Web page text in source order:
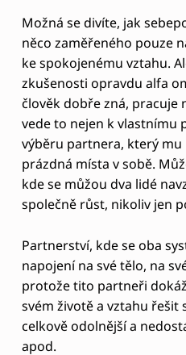
Partnerství, kde se oba
napojení na své tělo, na
protože tito partneři
svém životě a vztahu řešit
celkově odolnější a
apod.
Tím, že v sobě rozvíjíte
si svého těla, věnovat
Tak se postupně naučíte
poznáváte sebe a své
shovívavosti, ale zárověň
sami sebe plně
respektovat druhého v